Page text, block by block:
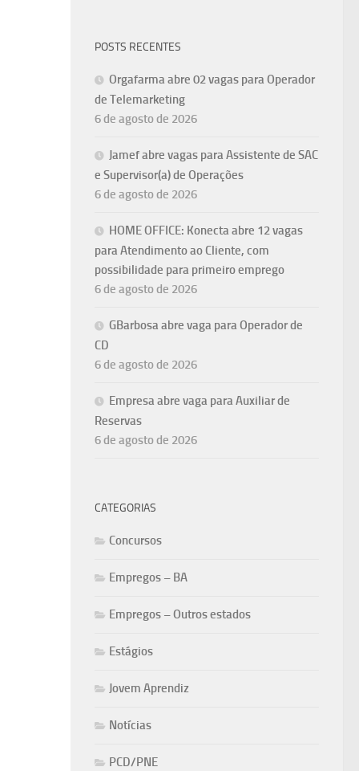
POSTS RECENTES
Orgafarma abre 02 vagas para Operador
de Telemarketing
6 de agosto de 2026
Jamef abre vagas para Assistente de SAC
e Supervisor(a) de Operações
6 de agosto de 2026
HOME OFFICE: Konecta abre 12 vagas
para Atendimento ao Cliente, com
possibilidade para primeiro emprego
6 de agosto de 2026
GBarbosa abre vaga para Operador de
CD
6 de agosto de 2026
Empresa abre vaga para Auxiliar de
Reservas
6 de agosto de 2026
CATEGORIAS
Concursos
Empregos – BA
Empregos – Outros estados
Estágios
Jovem Aprendiz
Notícias
PCD/PNE